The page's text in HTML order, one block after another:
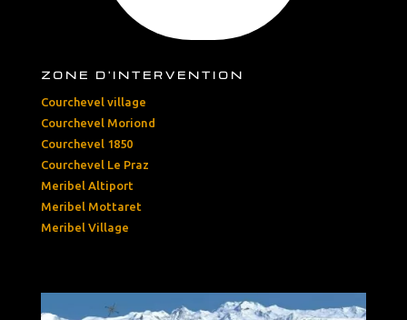
ZONE D'INTERVENTION
Courchevel village
Courchevel Moriond
Courchevel 1850
Courchevel Le Praz
Meribel Altiport
Meribel Mottaret
Meribel Village